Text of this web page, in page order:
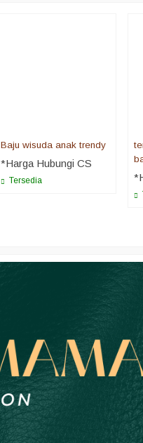
Baju wisuda anak trendy
*Harga Hubungi CS
Tersedia